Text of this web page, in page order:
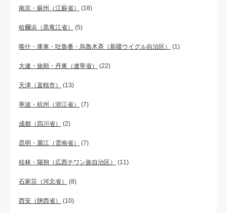
南京・蘇州（江蘇省） (18)
哈爾浜（黒竜江省） (5)
喀什・庫車・吐魯番・烏魯木斉（新疆ウイグル自治区） (1)
大連・旅順・丹東（遼寧省） (22)
天津（直轄市） (13)
寧波・杭州（浙江省） (7)
成都（四川省） (2)
昆明・麗江（雲南省） (7)
桂林・陽朔（広西チワン族自治区） (11)
石家荘（河北省） (8)
西安（陝西省） (10)